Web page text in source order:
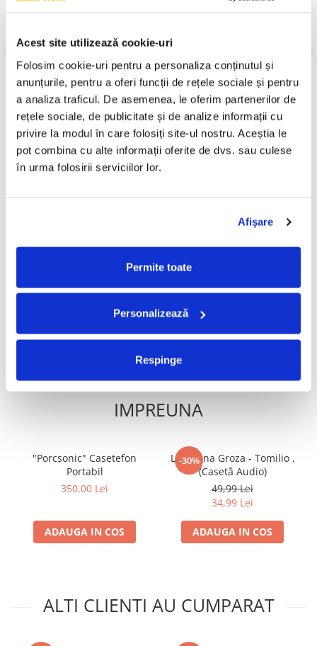
Acest site utilizează cookie-uri
Folosim cookie-uri pentru a personaliza conținutul și
anunțurile, pentru a oferi funcții de rețele sociale și pentru
a analiza traficul. De asemenea, le oferim partenerilor de
rețele sociale, de publicitate și de analize informații cu
privire la modul în care folosiți site-ul nostru. Aceștia le
pot combina cu alte informații oferite de dvs. sau culese
în urma folosirii serviciilor lor.
Afişare
Permite toate
Personalizează
Respinge
Stil:Gangsta
Stare Coperta:Near Mint (NM or M-)
Informatii conformitate produs
Review-uri(0)
De Dupa… , (Casetă Audio)
ADAUGA IN COS
Audio)
ADAUGA IN COS
FRECVENT CUMPARATE
IMPREUNA
"Porcsonic" Casetefon
Portabil
350,00 Lei
ADAUGA IN COS
-30%
Loredana Groza - Tomilio ,
(Casetă Audio)
49,99 Lei
34,99 Lei
ADAUGA IN COS
ALTI CLIENTI AU CUMPARAT